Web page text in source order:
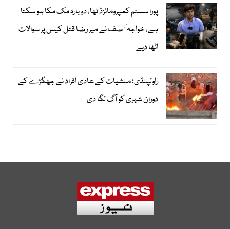
پورا سسٹم کمپرومائزڈ تھا، دوبارہ مک مکا ہو سکتا
ہے، خواجہ آصف نے میر رضا قتل کیس پر سوالات
اٹھا دیے
راولپنڈی؛ منشیات کے عادی افراد نے جھگڑے کے
دوران شہری کو آگ لگا دی